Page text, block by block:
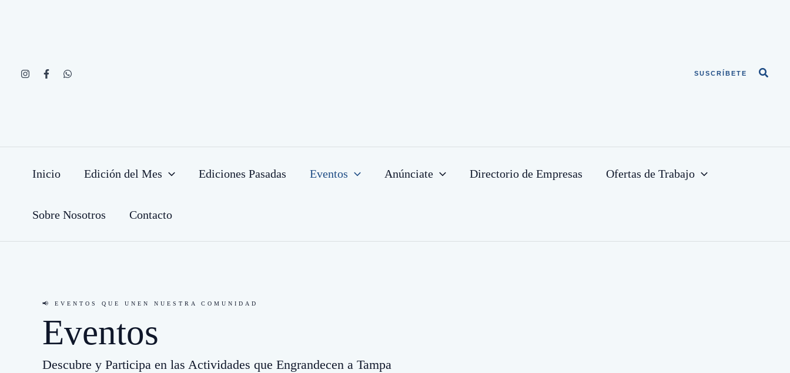
SUSCRÍBETE
Inicio Edición del Mes Ediciones Pasadas Eventos Anúnciate Directorio de Empresas Ofertas de Trabajo
Sobre Nosotros Contacto
📢 EVENTOS QUE UNEN NUESTRA COMUNIDAD
Eventos
Descubre y Participa en las Actividades que Engrandecen a Tampa